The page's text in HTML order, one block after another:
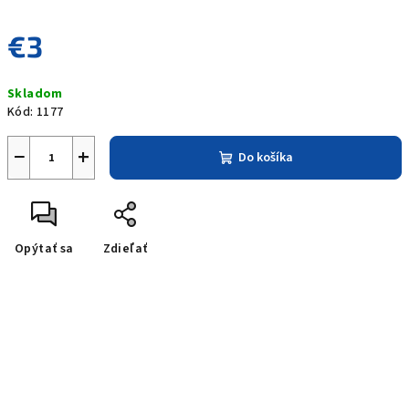
€3
cena:
Skladom
Kód: 1177
+
− Do košíka
Opýtať sa Zdieľať